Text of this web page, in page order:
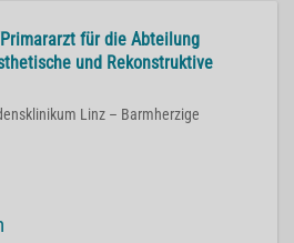
für die Abteilung
und Rekonstruktive
Linz – Barmherzige